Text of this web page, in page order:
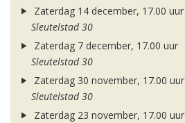
Zaterdag 14 december, 17.00 uur
Sleutelstad 30
Zaterdag 7 december, 17.00 uur
Sleutelstad 30
Zaterdag 30 november, 17.00 uur
Sleutelstad 30
Zaterdag 23 november, 17.00 uur